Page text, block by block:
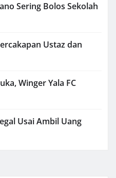
Sering Bolos Sekolah
Ustaz dan
Winger Yala FC
Usai Ambil Uang